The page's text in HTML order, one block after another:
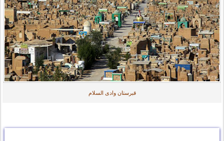
قبرستان وادی‌ السلام